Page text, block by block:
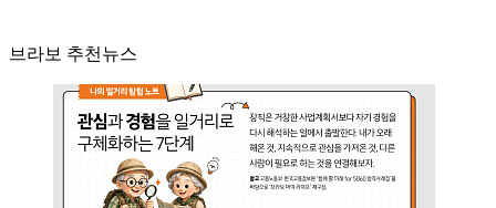
브라보 추천뉴스